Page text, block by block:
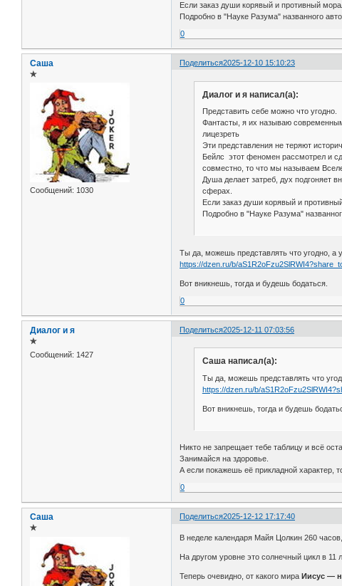
Если заказ души корявый и противный
Подробно в "Науке Разума" названного
0
Поделиться2025-12-10 15:10:23
Саша
✯
Сообщений: 1030
Диалог и я написал(а):
Представить себе можно что угодно.
Фантасты, я их называю
лицезреть
Эти представления не теряют
Бейлс этот феномен рассмотрел и
совместно, то что мы называем
Душа делает затреб, дух подгоняет
сферах.
Если заказ души корявый и
Подробно в "Науке Разума"
Ты да, можешь представлять что угодно, а
https://dzen.ru/b/
Вот вникнешь, тогда и будешь бодаться.
0
Поделиться2025-12-11 07:03:56
Диалог и я
✯
Сообщений: 1427
Саша написал(а):
Ты да, можешь представлять что
https://dzen.ru/b/
Вот вникнешь, тогда и будешь
Никто не запрещает тебе таблицу и всё
Занимайся на здоровье.
А если покажешь её прикладной характер,
0
Поделиться2025-12-12 17:17:40
Саша
✯
В неделе календаря Майя Цолкин 260
На другом уровне это солнечный цикл в 11
Теперь очевидно, от какого мираИисус —